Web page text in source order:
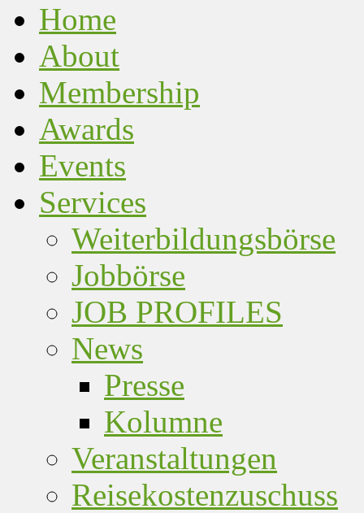
Home
About
Membership
Awards
Events
Services
Weiterbildungsbörse
Jobbörse
JOB PROFILES
News
Presse
Kolumne
Veranstaltungen
Reisekostenzuschuss